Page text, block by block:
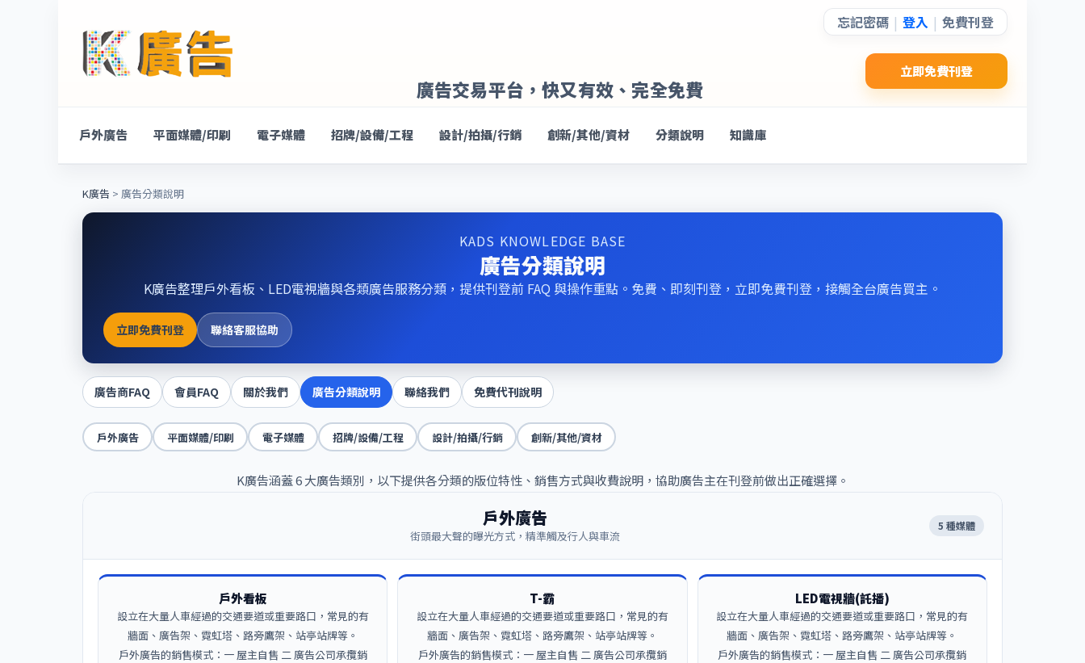
廣告交易平台，快又有效、完全免費
立即免費刊登
忘記密碼 | 登入 | 免費刊登
戶外廣告 平面媒體/印刷 電子媒體 招牌/設備/工程 設計/拍攝/行銷 創新/其他/資材 分類說明 知識庫
K廣告 > 廣告分類說明
KADS KNOWLEDGE BASE
廣告分類說明
K廣告整理戶外看板、LED電視牆與各類廣告服務分類，提供刊登前 FAQ 與操作重點。免費、即刻刊登，立即免費刊登，接觸全台廣告買主。
立即免費刊登 聯絡客服協助
廣告商FAQ 會員FAQ 關於我們 廣告分類說明 聯絡我們 免費代刊說明
戶外廣告 平面媒體/印刷 電子媒體 招牌/設備/工程 設計/拍攝/行銷 創新/其他/資材
K廣告涵蓋 6 大廣告類別，以下提供各分類的版位特性、銷售方式與收費說明，協助廣告主在刊登前做出正確選擇。
戶外廣告
街頭最大聲的曝光方式，精準觸及行人與車流
5 種媒體
戶外看板
設立在大量人車經過的交通要道或重要路口，常見的有
牆面、廣告架、霓虹塔、路旁鷹架、站亭站牌等。
戶外廣告的銷售模式：一 屋主自售 二 廣告公司承攬銷
T-霸
設立在大量人車經過的交通要道或重要路口，常見的有
牆面、廣告架、霓虹塔、路旁鷹架、站亭站牌等。
戶外廣告的銷售模式：一 屋主自售 二 廣告公司承攬銷
LED電視牆(託播)
設立在大量人車經過的交通要道或重要路口，常見的有
牆面、廣告架、霓虹塔、路旁鷹架、站亭站牌等。
戶外廣告的銷售模式：一 屋主自售 二 廣告公司承攬銷